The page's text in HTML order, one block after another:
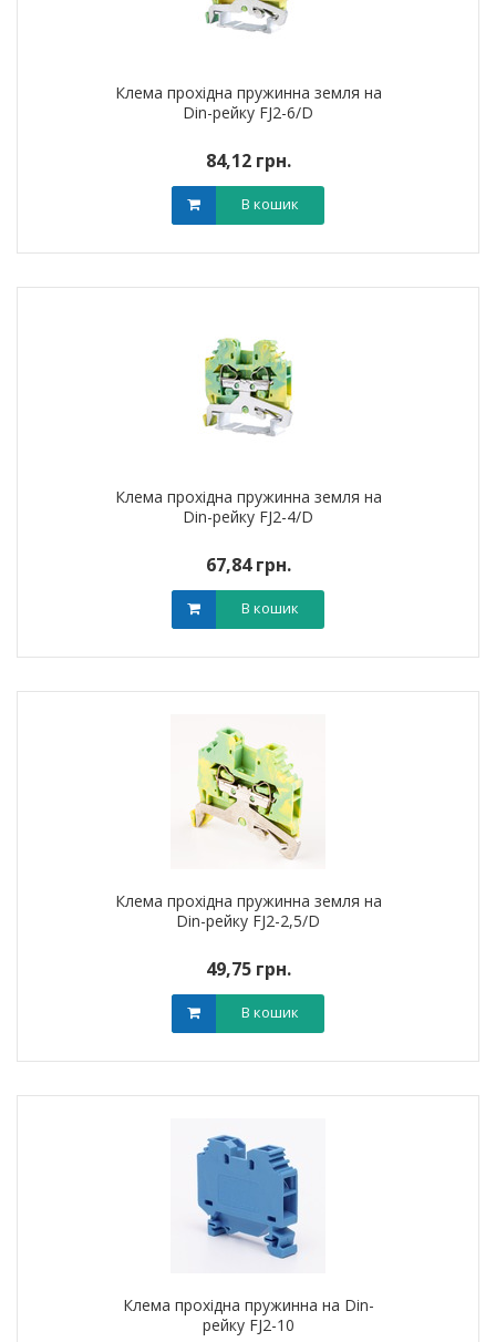
Клема прохідна пружинна земля на
Din-рейку FJ2-6/D
84,12 грн.
В кошик
Клема прохідна пружинна земля на
Din-рейку FJ2-4/D
67,84 грн.
В кошик
Клема прохідна пружинна земля на
Din-рейку FJ2-2,5/D
49,75 грн.
В кошик
Клема прохідна пружинна на Din-
рейку FJ2-10